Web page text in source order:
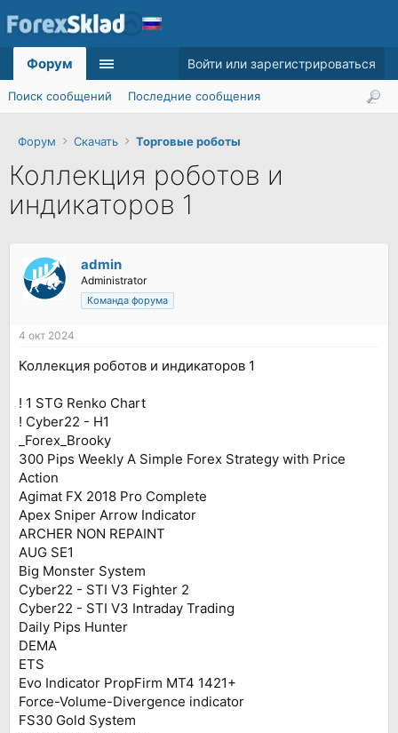
Форум Скачать Торговые роботы
Коллекция роботов и
индикаторов 1
admin
Administrator
Команда форума
4 окт 2024
Коллекция роботов и индикаторов 1
! 1 STG Renko Chart
! Cyber22 - H1
_Forex_Brooky
300 Pips Weekly A Simple Forex Strategy with Price
Action
Agimat FX 2018 Pro Complete
Apex Sniper Arrow Indicator
ARCHER NON REPAINT
AUG SE1
Big Monster System
Cyber22 - STI V3 Fighter 2
Cyber22 - STI V3 Intraday Trading
Daily Pips Hunter
DEMA
ETS
Evo Indicator PropFirm MT4 1421+
Force-Volume-Divergence indicator
FS30 Gold System
Форум
Поиск сообщений Последние сообщения
Войти или зарегистрироваться